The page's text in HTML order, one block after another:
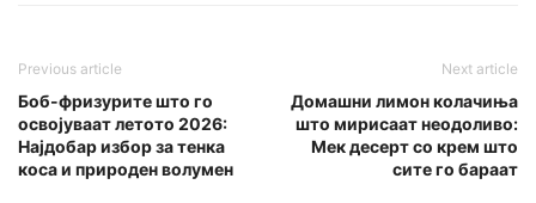
Previous article
Боб-фризурите што го
освојуваат летото 2026:
Најдобар избор за тенка
коса и природен волумен
Next article
Домашни лимон колачиња
што мирисаат неодоливо:
Мек десерт со крем што
сите го бараат